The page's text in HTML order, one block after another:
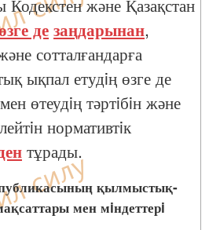
дезаңдарынан,
сотталғандарға
ықпал етудiң өзге де
өтеудiң тәртiбiн және
нормативтiк
тұрады.
қылмыстық-
мен мiндеттерi